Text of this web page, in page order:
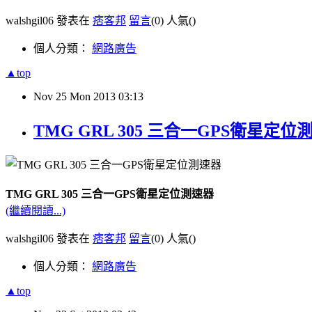
walshgil06 發表在 痞客邦 留言(0) 人氣()
個人分類： 網路廣告
▲top
Nov 25 Mon 2013 03:13
TMG GRL 305 三合一GPS衛星定位
TMG GRL 305 三合一GPS衛星定位測速器
(繼續閱讀...)
walshgil06 發表在 痞客邦 留言(0) 人氣()
個人分類： 網路廣告
▲top